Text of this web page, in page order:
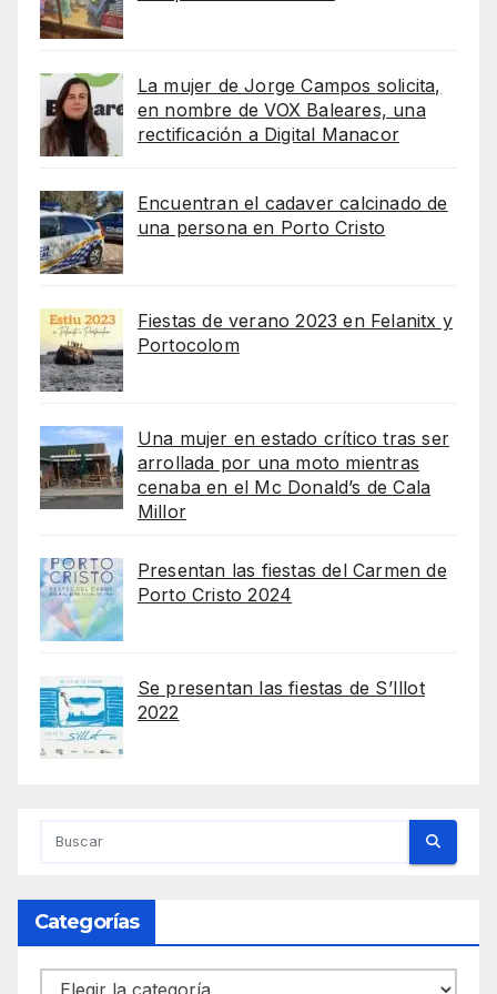
La mujer de Jorge Campos solicita,
en nombre de VOX Baleares, una
rectificación a Digital Manacor
Encuentran el cadaver calcinado de
una persona en Porto Cristo
Fiestas de verano 2023 en Felanitx y
Portocolom
Una mujer en estado crítico tras ser
arrollada por una moto mientras
cenaba en el Mc Donald’s de Cala
Millor
Presentan las fiestas del Carmen de
Porto Cristo 2024
Se presentan las fiestas de S’Illot
2022
Categorías
Categorías